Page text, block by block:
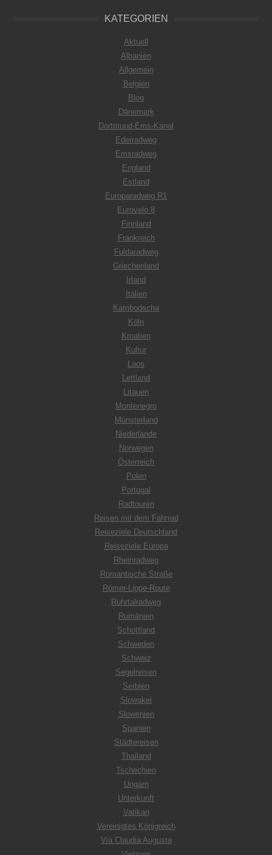
KATEGORIEN
Aktuell
Albanien
Allgemein
Belgien
Blog
Dänemark
Dortmund-Ems-Kanal
Ederradweg
Emsradweg
England
Estland
Europaradweg R1
Eurovelo 8
Finnland
Frankreich
Fuldaradweg
Griechenland
Irland
Italien
Kambodscha
Köln
Kroatien
Kultur
Laos
Lettland
Litauen
Montenegro
Münsterland
Niederlande
Norwegen
Österreich
Polen
Portugal
Radtouren
Reisen mit dem Fahrrad
Reiseziele Deutschland
Reiseziele Europa
Rheinradweg
Romantische Straße
Römer-Lippe-Route
Ruhrtalradweg
Rumänien
Schottland
Schweden
Schweiz
Segelreisen
Serbien
Slowakei
Slowenien
Spanien
Städtereisen
Thailand
Tschechien
Ungarn
Unterkunft
Vatikan
Vereinigtes Königreich
Via Claudia Augusta